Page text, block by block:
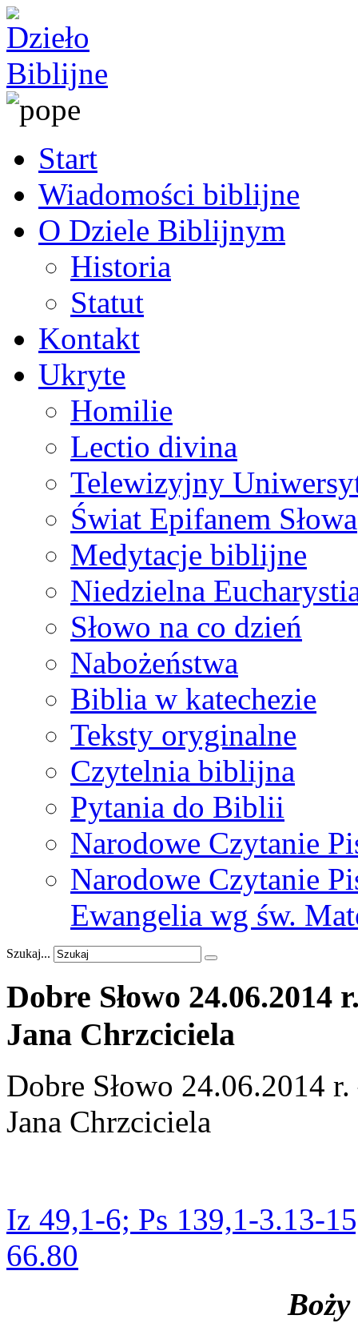
Start
Wiadomości biblijne
O Dziele Biblijnym
Historia
Statut
Kontakt
Ukryte
Homilie
Lectio divina
Telewizyjny
Świat Epifanem Słowa
Medytacje biblijne
Niedzielna
Słowo na co dzień
Nabożeństwa
Biblia w katechezie
Teksty oryginalne
Czytelnia biblijna
Pytania do Biblii
Narodowe Czytanie
Narodowe Czytanie
Ewangelia wg św.
Szukaj...
Dobre Słowo 24.06.2014
Jana Chrzciciela
Dobre Słowo 24.06.2014
Jana Chrzciciela
Iz 49,1-6; Ps 139,1-3.13-
66.80